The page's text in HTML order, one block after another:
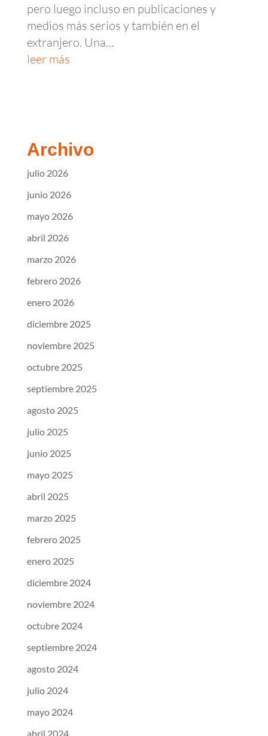
pero luego incluso en publicaciones y
medios más serios y también en el
extranjero. Una…
leer más
Archivo
julio 2026
junio 2026
mayo 2026
abril 2026
marzo 2026
febrero 2026
enero 2026
diciembre 2025
noviembre 2025
octubre 2025
septiembre 2025
agosto 2025
julio 2025
junio 2025
mayo 2025
abril 2025
marzo 2025
febrero 2025
enero 2025
diciembre 2024
noviembre 2024
octubre 2024
septiembre 2024
agosto 2024
julio 2024
mayo 2024
abril 2024